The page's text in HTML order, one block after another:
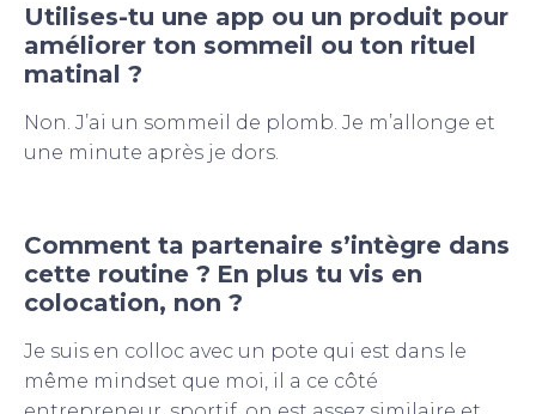
Utilises-tu une app ou un produit pour
améliorer ton sommeil ou ton rituel
matinal ?
Non. J’ai un sommeil de plomb. Je m’allonge et
une minute après je dors.
Comment ta partenaire s’intègre dans
cette routine ? En plus tu vis en
colocation, non ?
Je suis en colloc avec un pote qui est dans le
même mindset que moi, il a ce côté